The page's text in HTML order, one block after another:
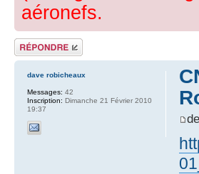
aéronefs.
Répondre
de
dave robicheaux
Messages: 42
Inscription: Dimanche 21 Février 2010
19:37